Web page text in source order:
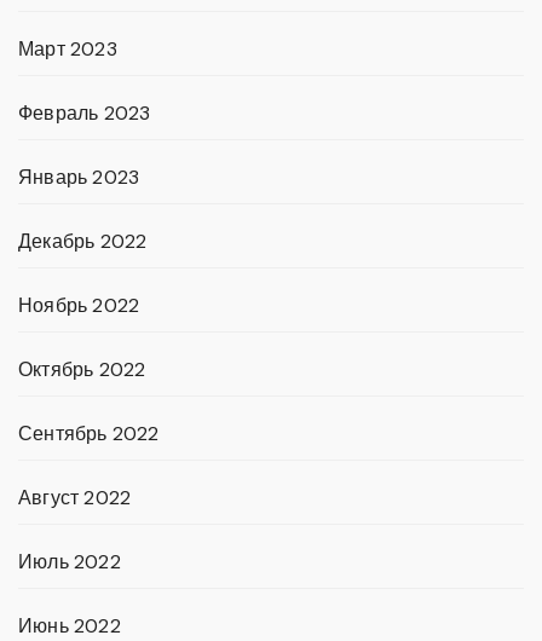
Март 2023
Февраль 2023
Январь 2023
Декабрь 2022
Ноябрь 2022
Октябрь 2022
Сентябрь 2022
Август 2022
Июль 2022
Июнь 2022